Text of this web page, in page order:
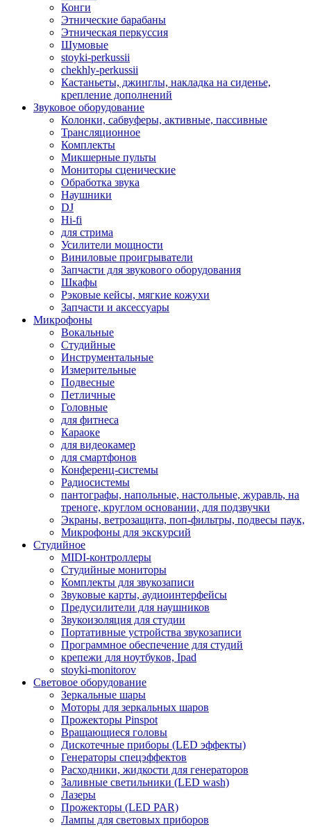
Конги
Этнические барабаны
Этническая перкуссия
Шумовые
stoyki-perkussii
chekhly-perkussii
Кастаньеты, джинглы, накладка на сиденье,
крепление дополнений
Звуковое оборудование
Колонки, сабвуферы, активные, пассивные
Трансляционное
Комплекты
Микшерные пульты
Мониторы сценические
Обработка звука
Наушники
DJ
Hi-fi
для стрима
Усилители мощности
Виниловые проигрыватели
Запчасти для звукового оборудования
Шкафы
Рэковые кейсы, мягкие кожухи
Запчасти и аксессуары
Микрофоны
Вокальные
Студийные
Инструментальные
Измерительные
Подвесные
Петличные
Головные
для фитнеса
Караоке
для видеокамер
для смартфонов
Конференц-системы
Радиосистемы
пантографы, напольные, настольные, журавль, на
треноге, круглом основании, для подзвучки
Экраны, ветрозащита, поп-фильтры, подвесы паук,
Микрофоны для экскурсий
Студийное
MIDI-контроллеры
Студийные мониторы
Комплекты для звукозаписи
Звуковые карты, аудиоинтерфейсы
Предусилители для наушников
Звукоизоляция для студии
Портативные устройства звукозаписи
Программное обеспечение для студий
крепежи для ноутбуков, Ipad
stoyki-monitorov
Световое оборудование
Зеркальные шары
Моторы для зеркальных шаров
Прожекторы Pinspot
Вращающиеся головы
Дискотечные приборы (LED эффекты)
Генераторы спецэффектов
Расходники, жидкости для генераторов
Заливные светильники (LED wash)
Лазеры
Прожекторы (LED PAR)
Лампы для световых приборов